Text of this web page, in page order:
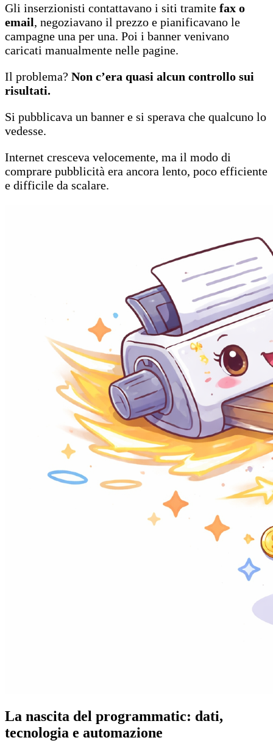
Gli inserzionisti contattavano i siti tramite fax o
email, negoziavano il prezzo e pianificavano le
campagne una per una. Poi i banner venivano
caricati manualmente nelle pagine.
Il problema? Non c’era quasi alcun controllo sui
risultati.
Si pubblicava un banner e si sperava che qualcuno lo
vedesse.
Internet cresceva velocemente, ma il modo di
comprare pubblicità era ancora lento, poco efficiente
e difficile da scalare.
La nascita del programmatic: dati,
tecnologia e automazione